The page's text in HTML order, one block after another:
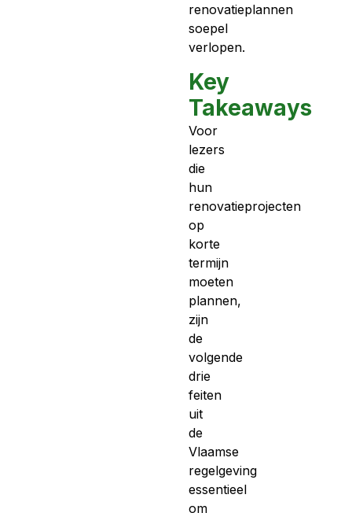
renovatieplannen
soepel
verlopen.
Key
Takeaways
Voor
lezers
die
hun
renovatieprojecten
op
korte
termijn
moeten
plannen,
zijn
de
volgende
drie
feiten
uit
de
Vlaamse
regelgeving
essentieel
om